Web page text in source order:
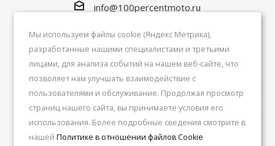
info@100percentmoto.ru
Москва, м. Авиамоторная, ул. 5-я Кабельная, 2
ТРК Спортех. 1 этаж
2026 © Магазин мотоэкипировки. Мотозащита, шлемы,
мотоперчатки. FOX, Leatt, EVS
Мы используем файлы cookie (Яндекс Метрика),
разработанные нашими специалистами и третьими
лицами, для анализа событий на нашем веб-сайте, что
позволяет нам улучшать взаимодействие с
пользователями и обслуживание. Продолжая просмотр
страниц нашего сайта, вы принимаете условия его
использования. Более подробные сведения смотрите в
нашейПолитике в отношении файлов Cookie